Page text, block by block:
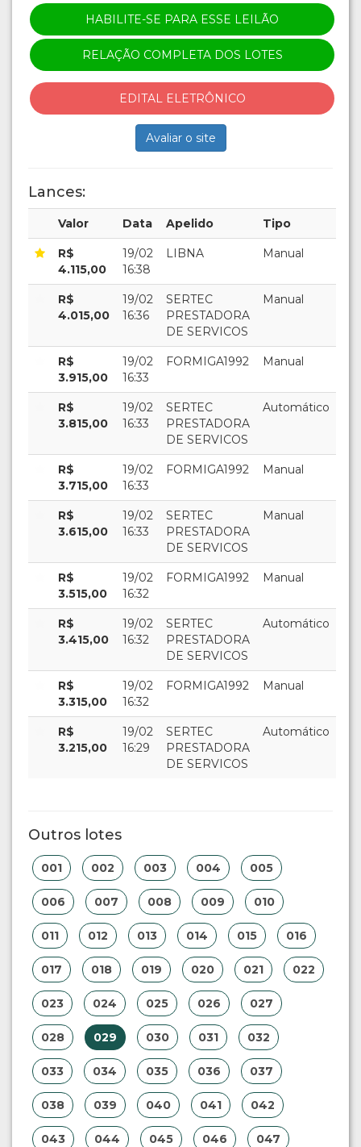
HABILITE-SE PARA ESSE LEILÃO
RELAÇÃO COMPLETA DOS LOTES
EDITAL ELETRÔNICO
Avaliar o site
Lances:
Valor Data Apelido Tipo
R$
4.115,00
19/02
16:38
LIBNA Manual
R$
4.015,00
19/02
16:36
SERTEC
PRESTADORA
DE SERVICOS
Manual
R$
3.915,00
19/02
16:33
FORMIGA1992 Manual
R$
3.815,00
19/02
16:33
SERTEC
PRESTADORA
DE SERVICOS
Automático
R$
3.715,00
19/02
16:33
FORMIGA1992 Manual
R$
3.615,00
19/02
16:33
SERTEC
PRESTADORA
DE SERVICOS
Manual
R$
3.515,00
19/02
16:32
FORMIGA1992 Manual
R$
3.415,00
19/02
16:32
SERTEC
PRESTADORA
DE SERVICOS
Automático
R$
3.315,00
19/02
16:32
FORMIGA1992 Manual
R$
3.215,00
19/02
16:29
SERTEC
PRESTADORA
DE SERVICOS
Automático
Outros lotes
001 002 003 004 005
006 007 008 009 010
011 012 013 014 015 016
017 018 019 020 021 022
023 024 025 026 027
028 029 030 031 032
033 034 035 036 037
038 039 040 041 042
043 044 045 046 047